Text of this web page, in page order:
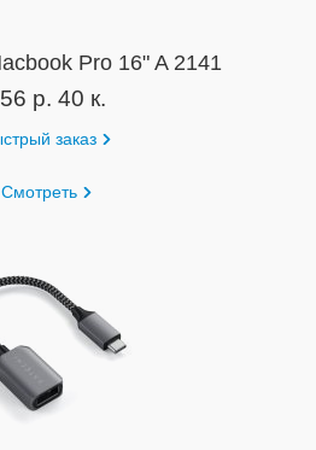
Pro 16" A 2141
56 р. 40 к.
заказ
Смотреть